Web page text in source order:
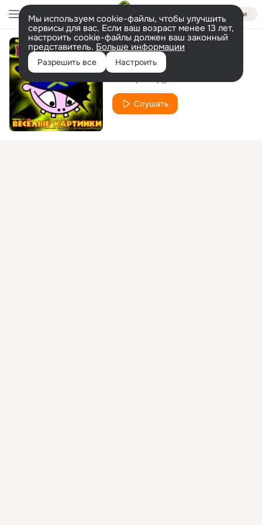
Войти
Мы используем cookie-файлы, чтобы улучшить
сервисы для вас. Если ваш возраст менее 13 лет,
настроить cookie-файлы должен ваш законный
представитель. Больше информации
Разрешить все Настроить
Кукушка
Слушать